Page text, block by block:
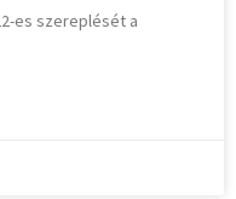
es szereplését a